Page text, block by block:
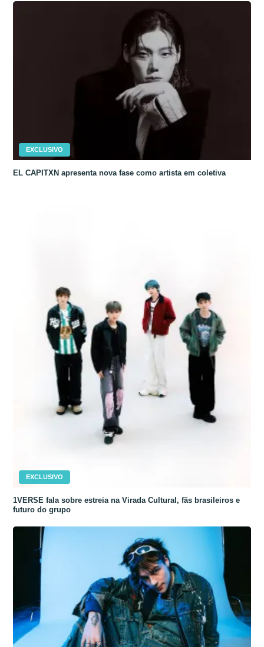
EXCLUSIVO
EL CAPITXN apresenta nova fase como artista em coletiva
EXCLUSIVO
1VERSE fala sobre estreia na Virada Cultural, fãs brasileiros e
futuro do grupo